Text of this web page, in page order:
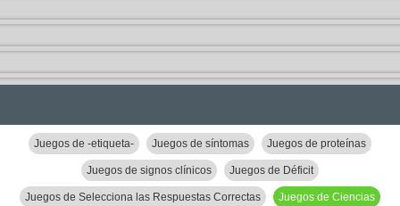
Juegos de -etiqueta- Juegos de síntomas Juegos de proteínas
Juegos de signos clínicos Juegos de Déficit
Juegos de Selecciona las Respuestas Correctas Juegos de Ciencias